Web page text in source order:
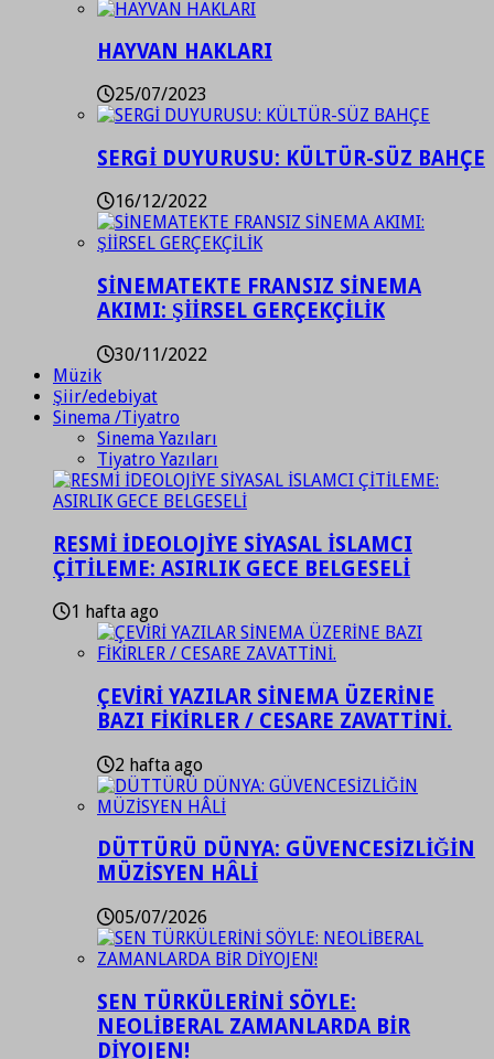
HAYVAN HAKLARI
25/07/2023
SERGİ DUYURUSU: KÜLTÜR-SÜZ BAHÇE
16/12/2022
SİNEMATEKTE FRANSIZ SİNEMA
AKIMI: ŞİİRSEL GERÇEKÇİLİK
30/11/2022
Müzik
Şiir/edebiyat
Sinema /Tiyatro
Sinema Yazıları
Tiyatro Yazıları
RESMİ İDEOLOJİYE SİYASAL İSLAMCI
ÇİTİLEME: ASIRLIK GECE BELGESELİ
1 hafta ago
ÇEVİRİ YAZILAR SİNEMA ÜZERİNE
BAZI FİKİRLER / CESARE ZAVATTİNİ.
2 hafta ago
DÜTTÜRÜ DÜNYA: GÜVENCESİZLİĞİN
MÜZİSYEN HÂLİ
05/07/2026
SEN TÜRKÜLERİNİ SÖYLE:
NEOLİBERAL ZAMANLARDA BİR
DİYOJEN!